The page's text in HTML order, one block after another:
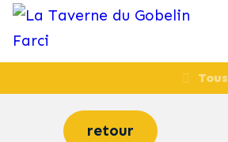
Tous
retour